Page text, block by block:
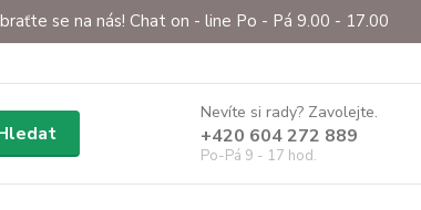
se na nás! Chat on - line Po - Pá 9.00 - 17.00
Nevíte si rady? Zavolejte.
+420 604 272 889
Po-Pá 9 - 17 hod.